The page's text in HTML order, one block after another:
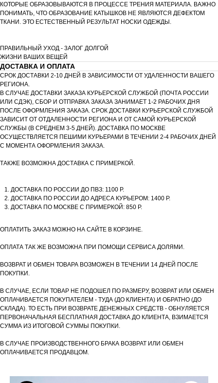
КОТОРЫЕ ОБРАЗОВЫВАЮТСЯ В ПРОЦЕССЕ ТРЕНИЯ МАТЕРИАЛА. ВАЖНО
ПОНИМАТЬ, ЧТО ОБРАЗОВАНИЕ КАТЫШКОВ НЕ ЯВЛЯЮТСЯ ДЕФЕКТОМ
ТКАНИ. ЭТО ЕСТЕСТВЕННЫЙ РЕЗУЛЬТАТ НОСКИ ОДЕЖДЫ.
ПРАВИЛЬНЫЙ УХОД - 3АЛОГ ДОЛГОЙ
ЖИЗНИ ВАШИХ ВЕЩЕЙ
ДОСТАВКА И ОПЛАТА
СРОК ДОСТАВКИ 2-10 ДНЕЙ В ЗАВИСИМОСТИ ОТ УДАЛЕННОСТИ ВАШЕГО
РЕГИОНА.
В СЛУЧАЕ ДОСТАВКИ ЗАКАЗА КУРЬЕРСКОЙ СЛУЖБОЙ (ПОЧТА РОССИИ
ИЛИ СДЭК), СБОР И ОТПРАВКА ЗАКАЗА ЗАНИМАЕТ 1-2 РАБОЧИХ ДНЯ
ПОСЛЕ ОФОРМЛЕНИЯ ЗАКАЗА. СРОК ДОСТАВКИ КУРЬЕРСКОЙ СЛУЖБОЙ
ЗАВИСИТ ОТ ОТДАЛЕННОСТИ РЕГИОНА И ОТ САМОЙ КУРЬЕРСКОЙ
СЛУЖБЫ (В СРЕДНЕМ 3-5 ДНЕЙ). ДОСТАВКА ПО МОСКВЕ
ОСУЩЕСТВЛЯЕТСЯ ПЕШИМИ КУРЬЕРАМИ В ТЕЧЕНИИ 2-4 РАБОЧИХ ДНЕЙ
С МОМЕНТА ОФОРМЛЕНИЯ ЗАКАЗА.
ТАКЖЕ ВОЗМОЖНА ДОСТАВКА С ПРИМЕРКОЙ.
ДОСТАВКА ПО РОССИИ ДО ПВЗ: 1100 Р.
ДОСТАВКА ПО РОССИИ ДО АДРЕСА КУРЬЕРОМ: 1400 Р.
ДОСТАВКА ПО МОСКВЕ С ПРИМЕРКОЙ: 850 Р.
ОПЛАТИТЬ ЗАКАЗ МОЖНО НА САЙТЕ В КОРЗИНЕ.
ОПЛАТА ТАК ЖЕ ВОЗМОЖНА ПРИ ПОМОЩИ СЕРВИСА ДОЛЯМИ.
ВОЗВРАТ И ОБМЕН ТОВАРА ВОЗМОЖЕН В ТЕЧЕНИИ 14 ДНЕЙ ПОСЛЕ
ПОКУПКИ.
В СЛУЧАЕ, ЕСЛИ ТОВАР НЕ ПОДОШЕЛ ПО РАЗМЕРУ, ВОЗВРАТ ИЛИ ОБМЕН
ОПЛАЧИВАЕТСЯ ПОКУПАТЕЛЕМ - ТУДА (ДО КЛИЕНТА) И ОБРАТНО (ДО
СКЛАДА). ТО ЕСТЬ ПРИ ВОЗВРАТЕ ДЕНЕЖНЫХ СРЕДСТВ - ОБНУЛЯЕТСЯ
ПЕРВОНАЧАЛЬНАЯ БЕСПЛАТНАЯ ДОСТАВКА ДО КЛИЕНТА, ВЗИМАЕТСЯ
СУММА ИЗ ИТОГОВОЙ СУММЫ ПОКУПКИ.
В СЛУЧАЕ ПРОИЗВОДСТВЕННОГО БРАКА ВОЗВРАТ ИЛИ ОБМЕН
ОПЛАЧИВАЕТСЯ ПРОДАВЦОМ.